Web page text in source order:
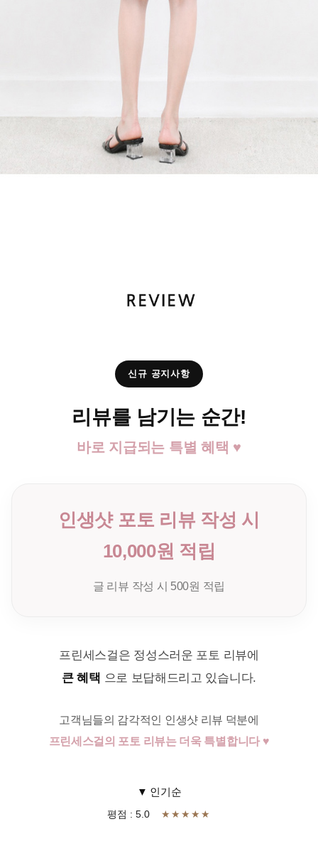
신규 공지사항
리뷰를 남기는 순간!
바로 지급되는 특별 혜택 ♥
인생샷 포토 리뷰 작성 시
10,000원 적립
글 리뷰 작성 시 500원 적립
프린세스걸은 정성스러운 포토 리뷰에
큰 혜택 으로 보답해드리고 있습니다.
고객님들의 감각적인 인생샷 리뷰 덕분에
프린세스걸의 포토 리뷰는 더욱 특별합니다 ♥
▼ 인기순
평점 : 5.0 ★★★★★